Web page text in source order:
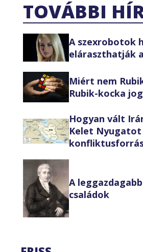
TOVÁBBI
A szexrobotok
eláraszthatják
Miért nem
Rubik-kocka
Hogyan vált
Kelet
A
családok